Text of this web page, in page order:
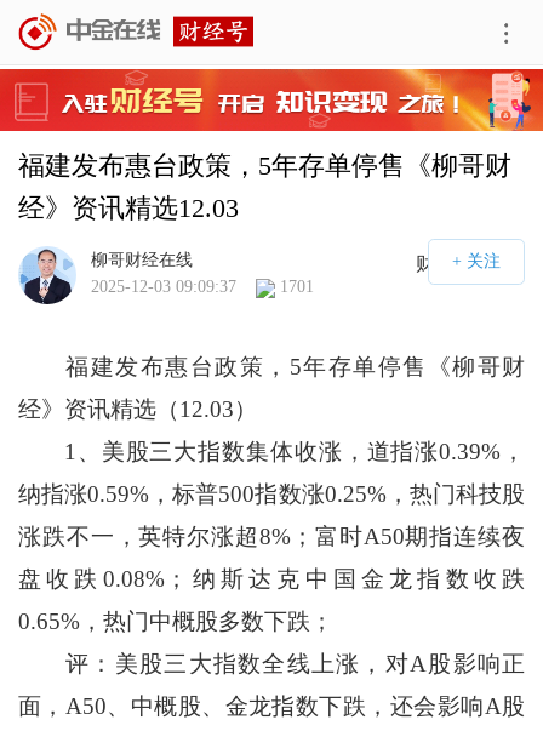
福建发布惠台政策，5年存单停售《柳哥财
经》资讯精选12.03
财经号APP
柳哥财经在线
2025-12-03 09:09:37
1701
福建发布惠台政策，5年存单停售《柳哥财
经》资讯精选（12.03）
1、美股三大指数集体收涨，道指涨0.39%，
纳指涨0.59%，标普500指数涨0.25%，热门科技股
涨跌不一，英特尔涨超8%；富时A50期指连续夜
盘收跌0.08%；纳斯达克中国金龙指数收跌
0.65%，热门中概股多数下跌；
评：美股三大指数全线上涨，对A股影响正
面，A50、中概股、金龙指数下跌，还会影响A股